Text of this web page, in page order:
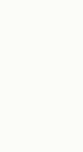
Der
offizielle